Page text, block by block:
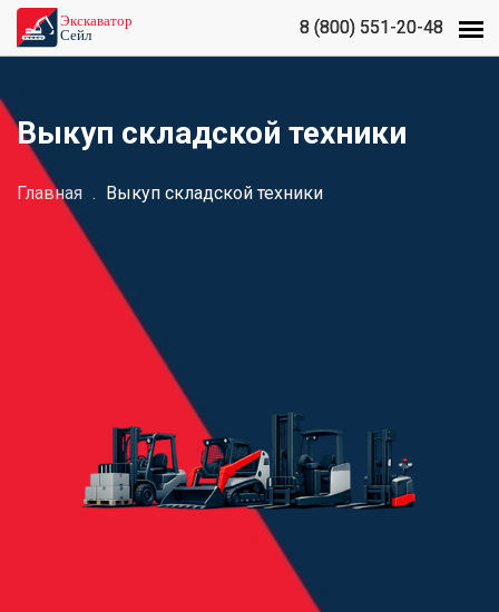
8 (800) 551-20-48
8 (800) 551-20-48
Выкуп складской техники
Главная . Выкуп складской техники